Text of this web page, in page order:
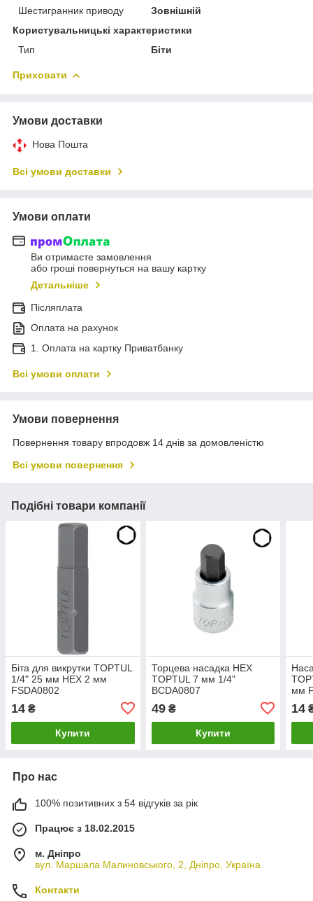
Шестигранник приводу
Зовнішній
Користувальницькі характеристики
Тип
Біти
Приховати
Умови доставки
Нова Пошта
Всі умови доставки
Умови оплати
Ви отримаєте замовлення
або гроші повернуться на вашу картку
Детальніше
Післяплата
Оплата на рахунок
1. Оплата на картку Приватбанку
Всі умови оплати
Умови повернення
Повернення товару впродовж 14 днів за домовленістю
Всі умови повернення
Подібні товари компанії
Біта для викрутки TOPTUL
1/4" 25 мм HEX 2 мм
FSDA0802
14 ₴
Купити
Торцева насадка HEX
TOPTUL 7 мм 1/4"
BCDA0807
49₴
Купити
мм
14
Про нас
100% позитивних з 54 відгуків за рік
Працює з 18.02.2015
м. Дніпро
вул. Маршала Малиновського, 2, Дніпро, Україна
Контакти